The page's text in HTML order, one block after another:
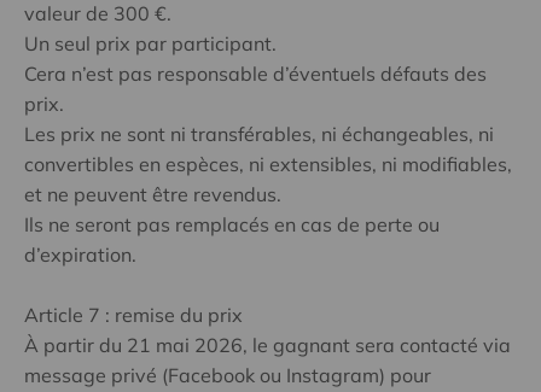
valeur de 300 €.
Un seul prix par participant.
Cera n’est pas responsable d’éventuels défauts des
prix.
Les prix ne sont ni transférables, ni échangeables, ni
convertibles en espèces, ni extensibles, ni modifiables,
et ne peuvent être revendus.
Ils ne seront pas remplacés en cas de perte ou
d’expiration.
Article 7 : remise du prix
À partir du 21 mai 2026, le gagnant sera contacté via
message privé (Facebook ou Instagram) pour